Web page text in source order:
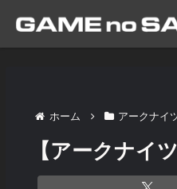
ホーム アークナイ
【アークナイ